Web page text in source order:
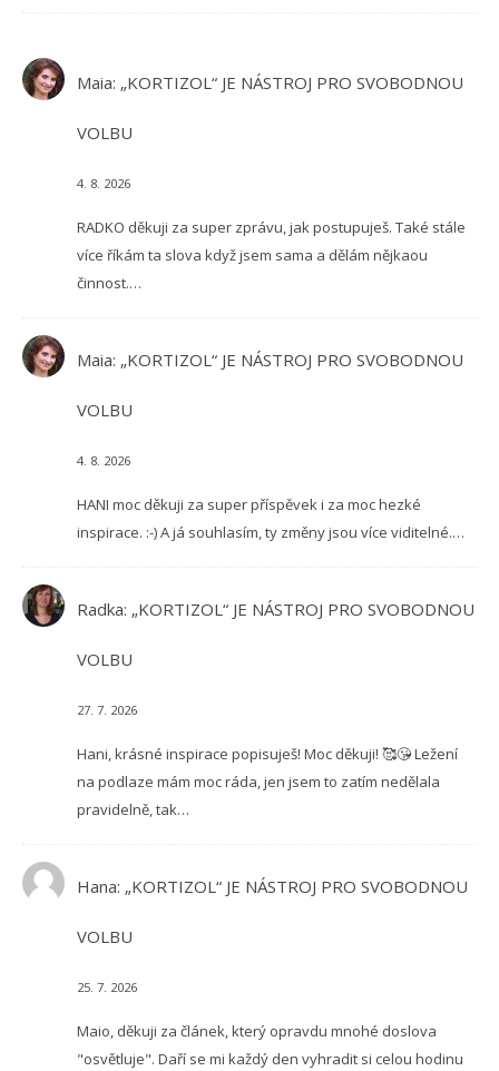
Maia: „KORTIZOL“ JE NÁSTROJ PRO SVOBODNOU
VOLBU
4. 8. 2026
RADKO děkuji za super zprávu, jak postupuješ. Také stále
více říkám ta slova když jsem sama a dělám nějkaou
činnost.…
Maia: „KORTIZOL“ JE NÁSTROJ PRO SVOBODNOU
VOLBU
4. 8. 2026
HANI moc děkuji za super příspěvek i za moc hezké
inspirace. :-) A já souhlasím, ty změny jsou více viditelné.…
Radka: „KORTIZOL“ JE NÁSTROJ PRO SVOBODNOU
VOLBU
27. 7. 2026
Hani, krásné inspirace popisuješ! Moc děkuji! 🥰😘 Ležení
na podlaze mám moc ráda, jen jsem to zatím nedělala
pravidelně, tak…
Hana: „KORTIZOL“ JE NÁSTROJ PRO SVOBODNOU
VOLBU
25. 7. 2026
Maio, děkuji za článek, který opravdu mnohé doslova
"osvětluje". Daří se mi každý den vyhradit si celou hodinu